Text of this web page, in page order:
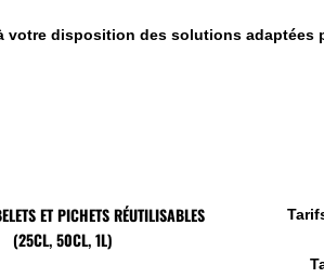
disposition des solutions adaptées
ET PICHETS RÉUTILISABLES
(25CL, 50CL, 1L)